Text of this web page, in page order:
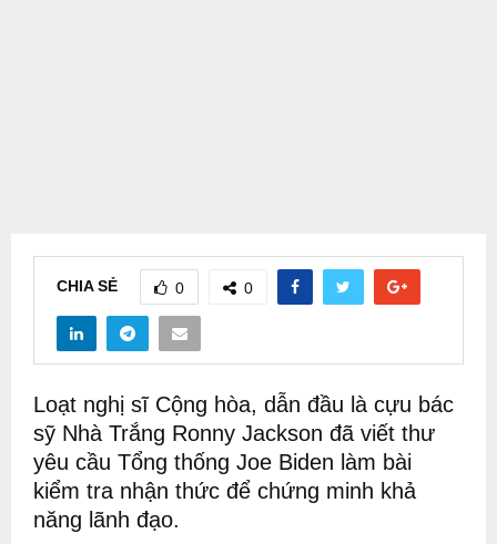
CHIA SẺ 0 0
Loạt nghị sĩ Cộng hòa, dẫn đầu là cựu bác
sỹ Nhà Trắng Ronny Jackson đã viết thư
yêu cầu Tổng thống Joe Biden làm bài
kiểm tra nhận thức để chứng minh khả
năng lãnh đạo.